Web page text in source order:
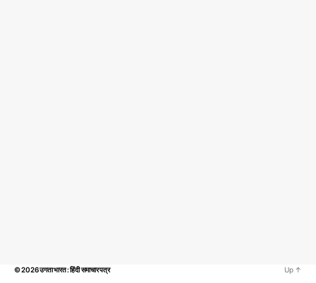
© 2026उगता भारत : हिंदी समाचार पत्र Up ↑